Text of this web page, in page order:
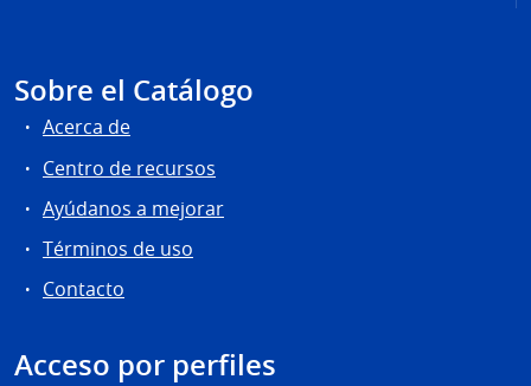
Sobre el Catálogo
Acerca de
Centro de recursos
Ayúdanos a mejorar
Términos de uso
Contacto
Acceso por perfiles